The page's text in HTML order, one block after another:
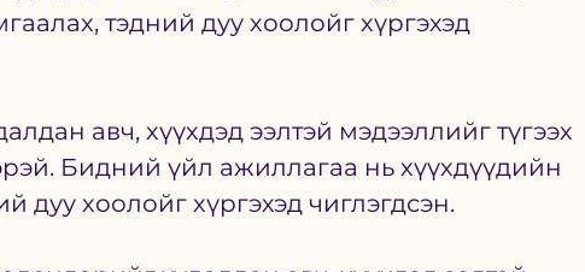
тэдний дуу хоолойг хүргэхэд
авч, хүүхдэд ээлтэй мэдээллийг түгээх
Бидний үйл ажиллагаа нь хүүхдүүдийн
дуу хоолойг хүргэхэд чиглэгдсэн.